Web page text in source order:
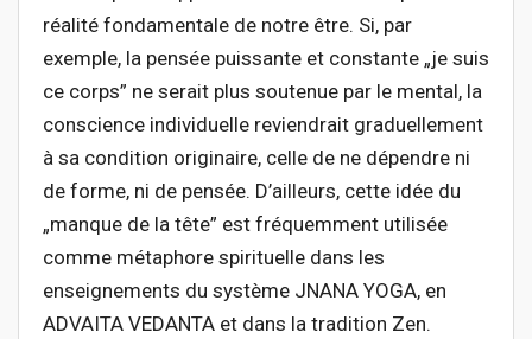
réalité fondamentale de notre être. Si, par
exemple, la pensée puissante et constante „je suis
ce corps” ne serait plus soutenue par le mental, la
conscience individuelle reviendrait graduellement
à sa condition originaire, celle de ne dépendre ni
de forme, ni de pensée. D’ailleurs, cette idée du
„manque de la tête” est fréquemment utilisée
comme métaphore spirituelle dans les
enseignements du système JNANA YOGA, en
ADVAITA VEDANTA et dans la tradition Zen.